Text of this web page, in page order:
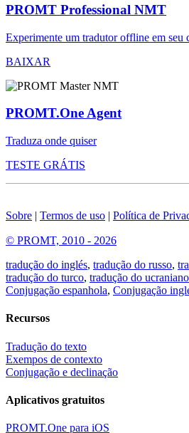
PROMT Professional NMT
Experimente um tradutor offline em seu
BAIXAR
PROMT.One Agent
Traduza onde quiser
TESTE GRÁTIS
Sobre | Termos de uso | Política de
© PROMT, 2010 - 2026
tradução do inglés, tradução do russo,
tradução do turco, tradução do ucraniano
Conjugação espanhola, Conjugação
Recursos
Tradução do texto
Exempos de contexto
Conjugação e declinação
Aplicativos gratuitos
PROMT.One para iOS